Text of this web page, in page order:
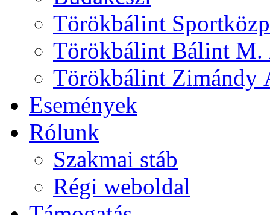
Törökbálint
Törökbálint Bálint
Törökbálint Zimándy
Események
Rólunk
Szakmai stáb
Régi weboldal